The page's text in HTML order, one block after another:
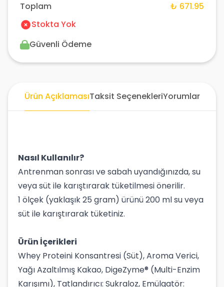
Toplam
₺ 671.95
Stokta Yok
Güvenli Ödeme
Ürün AçıklamasıTaksit SeçenekleriYorumlar
Nasıl Kullanılır?
Antrenman sonrası ve sabah uyandığınızda, su
veya süt ile karıştırarak tüketilmesi önerilir.
1 ölçek (yaklaşık 25 gram) ürünü 200 ml su veya
süt ile karıştırarak tüketiniz.
Ürün İçerikleri
Whey Proteini Konsantresi (Süt), Aroma Verici,
Yağı Azaltılmış Kakao, DigeZyme® (Multi-Enzim
Karışımı), Tatlandırıcı: Sukraloz, Emülgatör: